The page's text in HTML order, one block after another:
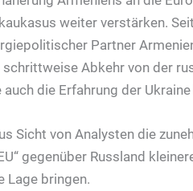
weiter verstärken.
Partner
Abkehr von der
die Erfahrung der
Sicht von Analysten die
gegenüber Russland
Lage bringen.